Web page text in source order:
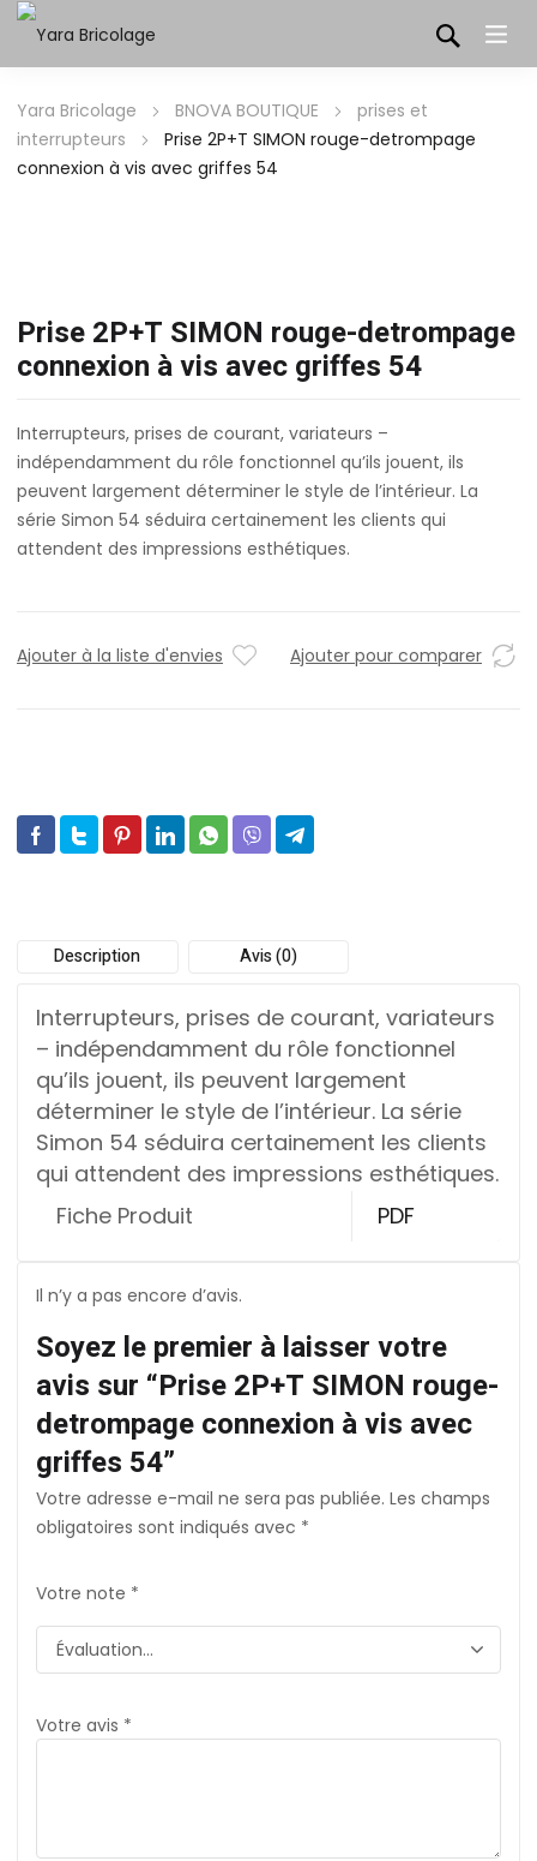
Yara Bricolage BNOVA BOUTIQUE
prises et
interrupteurs
Prise 2P+T SIMON rouge-detrompage
connexion à vis avec griffes 54
Prise 2P+T SIMON rouge-detrompage
connexion à vis avec griffes 54
Interrupteurs, prises de courant, variateurs –
indépendamment du rôle fonctionnel qu’ils jouent, ils
peuvent largement déterminer le style de l’intérieur. La
série Simon 54 séduira certainement les clients qui
attendent des impressions esthétiques.
Ajouter à la liste d'envies Ajouter pour comparer
Description Avis (0)
Interrupteurs, prises de courant, variateurs
– indépendamment du rôle fonctionnel
qu’ils jouent, ils peuvent largement
déterminer le style de l’intérieur. La série
Simon 54 séduira certainement les clients
qui attendent des impressions esthétiques.
Fiche Produit
PDF
Il n’y a pas encore d’avis.
Soyez le premier à laisser votre
avis sur “Prise 2P+T SIMON rouge-
detrompage connexion à vis avec
griffes 54”
Votre adresse e-mail ne sera pas publiée. Les champs
obligatoires sont indiqués avec *
Votre note *
Votre avis *